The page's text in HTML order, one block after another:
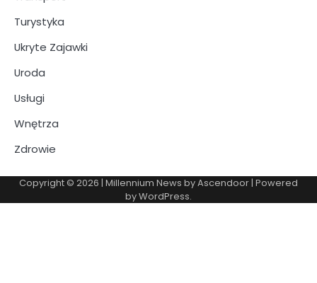
Turystyka
Ukryte Zajawki
Uroda
Usługi
Wnętrza
Zdrowie
Copyright © 2026 | Millennium News byAscendoor | Powered
byWordPress.